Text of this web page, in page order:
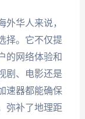
华人来说，
择。它不仅提
的网络体验和
剧、电影还是
速器都能确保
弥补了地理距